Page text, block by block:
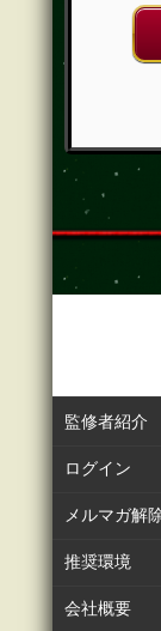
監修者紹介
ログイン
メルマガ解
推奨環境
会社概要